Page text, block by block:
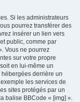
Si les administrateurs
pourrez transférer des
insérer un lien vers
public, comme par
Vous ne pourrez
sur votre propre
en lui-même un
derrière un
les services de
sites protégés par un
balise BBCode « [img] ».